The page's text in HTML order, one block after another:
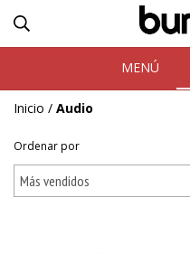
MENÚ
Inicio / Audio
Ordenar por